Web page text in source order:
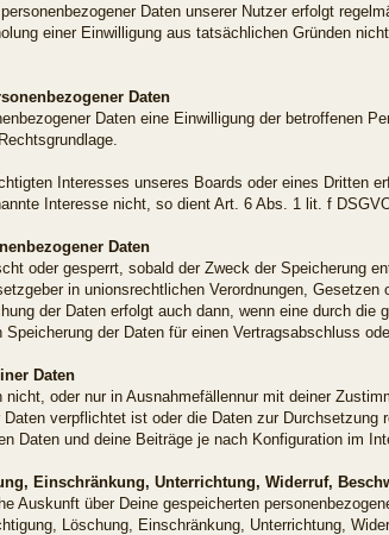
Daten unserer Nutzer erfolgt
einer Einwilligung aus tatsächlichen Gründen
Daten
Daten eine Einwilligung der betroffenen
Interesses unseres Boards oder eines Dritten
Interesse nicht, so dient Art. 6 Abs. 1 lit. f
Daten
oder gesperrt, sobald der Zweck der Speicherung
in unionsrechtlichen Verordnungen,
der Daten erfolgt auch dann, wenn eine durch
der Daten für einen Vertragsabschluss
Daten
oder nur in Ausnahmefällennur mit deiner
verpflichtet ist oder die Daten zur
Daten und deine Beiträge je nach Konfiguration im
Einschränkung, Unterrichtung, Widerruf,
Auskunft über Deine gespeicherten
Löschung, Einschränkung, Unterrichtung,